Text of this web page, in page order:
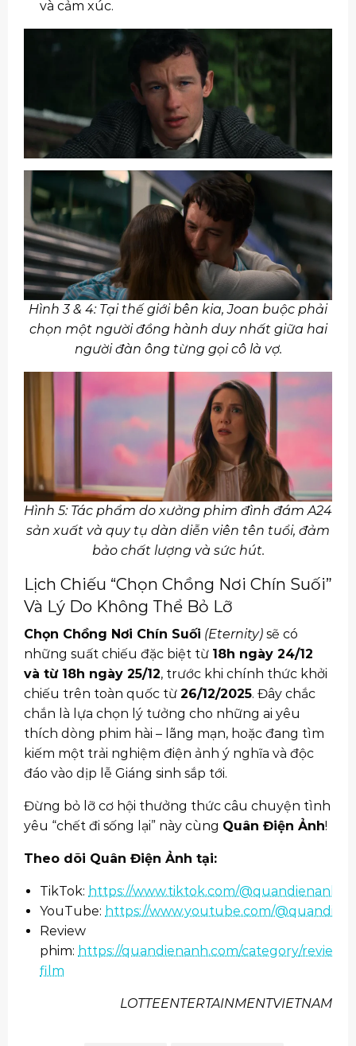
và cảm xúc.
Hình 3 & 4: Tại thế giới bên kia, Joan buộc phải
chọn một người đồng hành duy nhất giữa hai
người đàn ông từng gọi cô là vợ.
Hình 5: Tác phẩm do xưởng phim đình đám A24
sản xuất và quy tụ dàn diễn viên tên tuổi, đảm
bảo chất lượng và sức hút.
Lịch Chiếu “Chọn Chồng Nơi Chín Suối”
Và Lý Do Không Thể Bỏ Lỡ
Chọn Chồng Nơi Chín Suối (Eternity) sẽ có
những suất chiếu đặc biệt từ 18h ngày 24/12
và từ 18h ngày 25/12, trước khi chính thức khởi
chiếu trên toàn quốc từ 26/12/2025. Đây chắc
chắn là lựa chọn lý tưởng cho những ai yêu
thích dòng phim hài – lãng mạn, hoặc đang tìm
kiếm một trải nghiệm điện ảnh ý nghĩa và độc
đáo vào dịp lễ Giáng sinh sắp tới.
Đừng bỏ lỡ cơ hội thưởng thức câu chuyện tình
yêu “chết đi sống lại” này cùng Quân Điện Ảnh!
Theo dõi Quân Điện Ảnh tại:
TikTok: https://www.tiktok.com/@quandienanh
YouTube: https://www.youtube.com/
Review
phim: https://quandienanh.com/category/review-
film
LOTTEENTERTAINMENTVIETNAM